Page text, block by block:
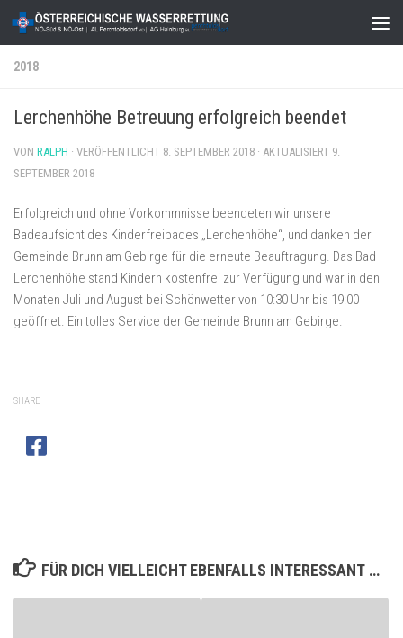
Zum Inhalt springen
2018
Lerchenhöhe Betreuung erfolgreich beendet
VON RALPH · VERÖFFENTLICHT 8. SEPTEMBER 2018 · AKTUALISIERT 9.
SEPTEMBER 2018
Erfolgreich und ohne Vorkommnisse beendeten wir unsere
Badeaufsicht des Kinderfreibades „Lerchenhöhe“, und danken der
Gemeinde Brunn am Gebirge für die erneute Beauftragung. Das Bad
Lerchenhöhe stand Kindern kostenfrei zur Verfügung und war in den
Monaten Juli und August bei Schönwetter von 10:30 Uhr bis 19:00
geöffnet. Ein tolles Service der Gemeinde Brunn am Gebirge.
SHARE
FÜR DICH VIELLEICHT EBENFALLS INTERESSANT …